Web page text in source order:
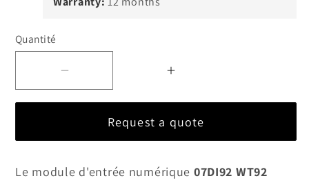
Quantité
quantité
d&#39;entrée
Augmenter
quantité
pour
d&#39;entrée
Request a quote
Le module d'entrée numérique 07DI92 WT92